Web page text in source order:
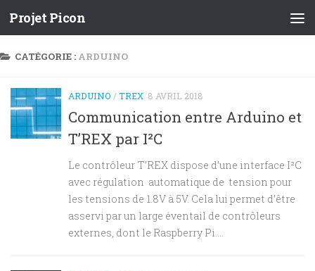
Projet Picon
CATÉGORIE : ARDUINO
ARDUINO /TREX 8 AVRIL 2018
Communication entre Arduino et
T’REX par I²C
Le contrôleur T’REX dispose d’une interface I²C
avec régulation automatique de tension pour
les tensions de 1.8V à 5V. Cela lui permet d’être
asservi par un large éventail de contrôleurs
externes, dont le Raspberry Pi....